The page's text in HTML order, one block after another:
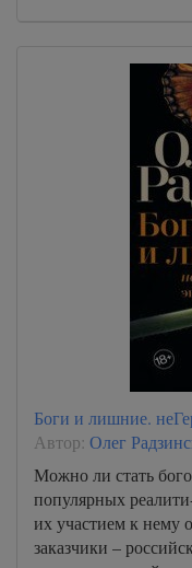
Боги и лишние.
Автор: Олег
Можно ли стать
популярных
их участием к нему
заказчики –